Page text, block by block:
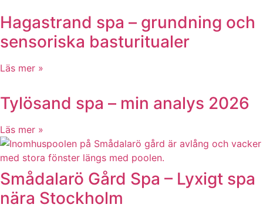
Hagastrand spa – grundning och
sensoriska basturitualer
Läs mer »
Tylösand spa – min analys 2026
Läs mer »
Smådalarö Gård Spa – Lyxigt spa
nära Stockholm